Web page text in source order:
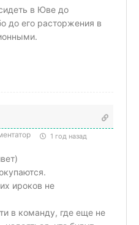
в Юве до
до его расторжения в
1 год назад
ироков не
в команду, где еще не